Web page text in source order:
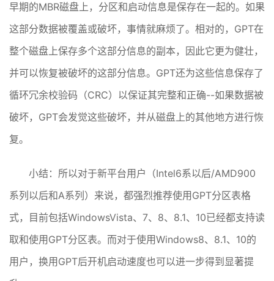
早期的MBR磁盘上，分区和启动信息是保存在一起的。如果
这部分数据被覆盖或破坏，事情就麻烦了。相对的，GPT在
整个磁盘上保存多个这部分信息的副本，因此它更为健壮，
并可以恢复被破坏的这部分信息。GPT还为这些信息保存了
循环冗余校验码（CRC）以保证其完整和正确--如果数据被
破坏，GPT会发觉这些破坏，并从磁盘上的其他地方进行恢
复。
小结：所以对于新平台用户（Intel6系以后/AMD900
系列以后和A系列）来说，都强烈推荐使用GPT分区表格
式，目前包括WindowsVista、7、8、8.1、10已经都支持读
取和使用GPT分区表。而对于使用Windows8、8.1、10的
用户，换用GPT后开机启动速度也可以进一步得到显著提